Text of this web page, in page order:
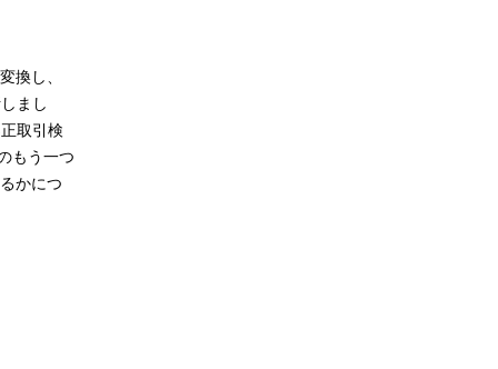
換し、
まし
取引検
もう一つ
かにつ